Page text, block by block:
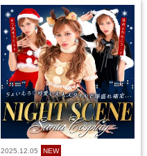
2025.12.05 NEW